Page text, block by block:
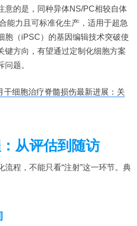
意的是，同种异体NS/PC相较自体
能力且可标准化生产，适用于超急
胞（iPSC）的基因编辑技术突破使
键方向，有望通过定制化细胞方案
题。
干细胞治疗脊髓损伤最新进展：关
从评估到随访
流程，不能只看“注射”这一环节。典